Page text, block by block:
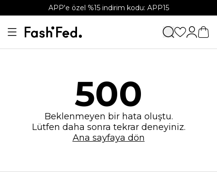
APP'e özel %15 indirim kodu: APP15
500
Beklenmeyen bir hata oluştu.
Lütfen daha sonra tekrar deneyiniz.
Ana sayfaya dön